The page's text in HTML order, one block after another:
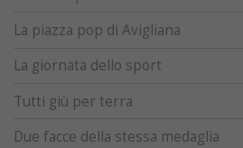
La piazza pop di Avigliana
La giornata dello sport
Tutti giù per terra
Due facce della stessa medaglia